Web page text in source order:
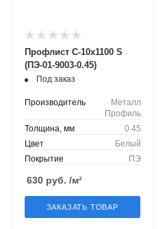
Профлист С-10х1100 S
(ПЭ-01-9003-0.45)
Под заказ
Производитель
Металл
Профиль
Толщина, мм
0.45
Цвет
Белый
Покрытие
ПЭ
630руб. /м²
ЗАКАЗАТЬ ТОВАР